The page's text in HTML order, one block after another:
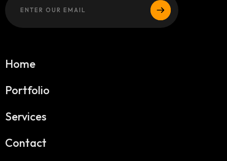
Home
Portfolio
Services
Contact